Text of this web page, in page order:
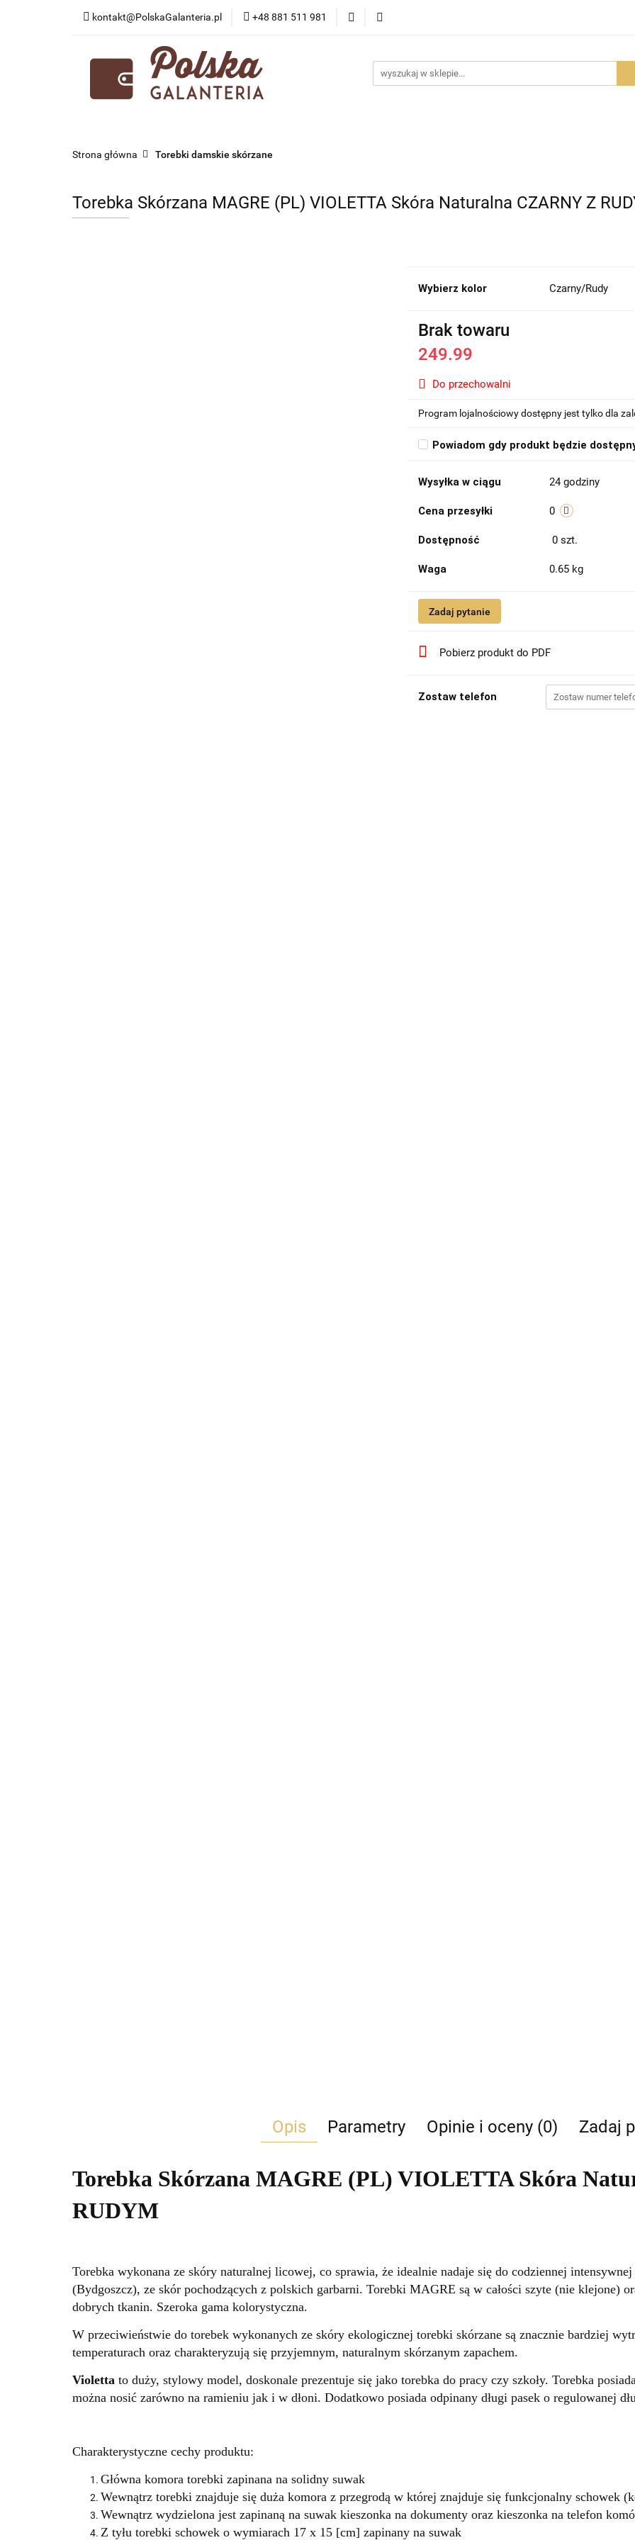
kontakt@PolskaGalanteria.pl +48 881 511 981
KATEGORIE NOWOŚCI PROMOCJE
PORADY I AKTUALNOŚCI
Strona główna Torebki damskie skórzane
Torebka Skórzana MAGRE (PL) VIOLETTA Skóra Naturalna CZARNY Z
Wybierz kolor Czarny/Rudy
Brak towaru
249.99
Do przechowalni
Program lojalnościowy dostępny jest tylko dla
Powiadom gdy produkt będzie
Wysyłka w ciągu 24 godziny
Cena przesyłki 0
Dostępność 0 szt.
Waga 0.65 kg
Zadaj pytanie
Pobierz produkt do PDF
Zostaw telefon
Opis Parametry Opinie i oceny (0) Zadaj
Torebka Skórzana MAGRE (PL) VIOLETTA Skóra
RUDYM
Torebka wykonana ze skóry naturalnej licowej, co sprawia, że idealnie nadaje się do codziennej
(Bydgoszcz), ze skór pochodzących z polskich garbarni. Torebki MAGRE są w całości szyte (nie klejone)
dobrych tkanin. Szeroka gama kolorystyczna.
W przeciwieństwie do torebek wykonanych ze skóry ekologicznej torebki skórzane są znacznie bardziej
temperaturach oraz charakteryzują się przyjemnym, naturalnym skórzanym zapachem.
Violetta to duży, stylowy model, doskonale prezentuje się jako torebka do pracy czy szkoły. Torebka
można nosić zarówno na ramieniu jak i w dłoni. Dodatkowo posiada odpinany długi pasek o regulowanej
Charakterystyczne cechy produktu:
Główna komora torebki zapinana na solidny suwak
Wewnątrz torebki znajduje się duża komora z przegrodą w której znajduje się funkcjonalny schowek
Wewnątrz wydzielona jest zapinaną na suwak kieszonka na dokumenty oraz kieszonka na telefon
Z tyłu torebki schowek o wymiarach 17 x 15 [cm] zapinany na suwak